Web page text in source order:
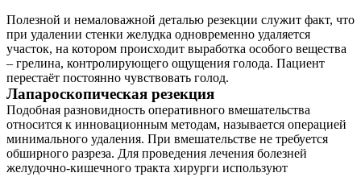
Полезной и немаловажной деталью резекции служит факт, что
при удалении стенки желудка одновременно удаляется
участок, на котором происходит выработка особого вещества
– грелина, контролирующего ощущения голода. Пациент
перестаёт постоянно чувствовать голод.
Лапароскопическая резекция
Подобная разновидность оперативного вмешательства
относится к инновационным методам, называется операцией
минимального удаления. При вмешательстве не требуется
обширного разреза. Для проведения лечения болезней
желудочно-кишечного тракта хирурги используют